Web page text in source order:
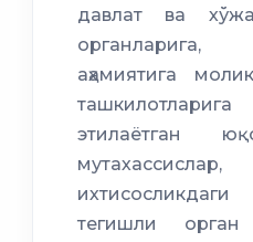
давлат ва
аҳамиятига
этилаётган
тегишли